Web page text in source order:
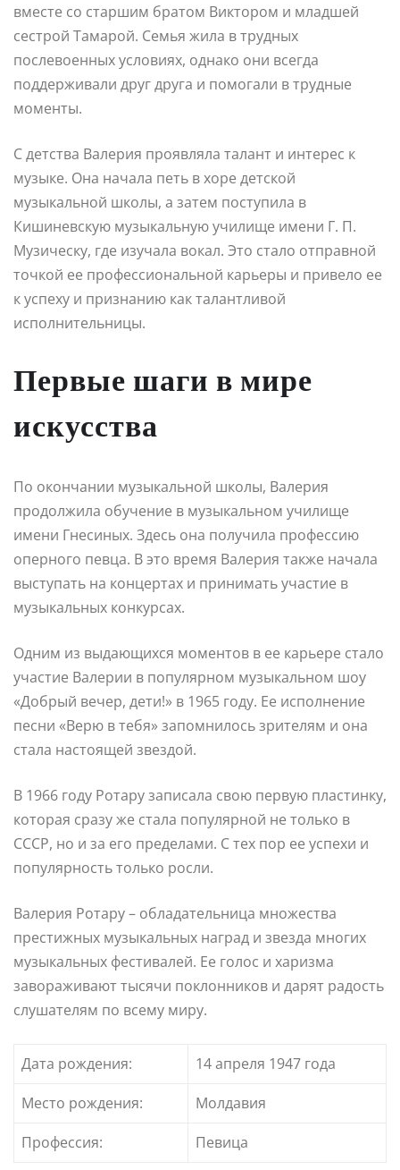
вместе со старшим братом Виктором и младшей
сестрой Тамарой. Семья жила в трудных
послевоенных условиях, однако они всегда
поддерживали друг друга и помогали в трудные
моменты.
С детства Валерия проявляла талант и интерес к
музыке. Она начала петь в хоре детской
музыкальной школы, а затем поступила в
Кишиневскую музыкальную училище имени Г. П.
Музическу, где изучала вокал. Это стало отправной
точкой ее профессиональной карьеры и привело ее
к успеху и признанию как талантливой
исполнительницы.
Первые шаги в мире
искусства
По окончании музыкальной школы, Валерия
продолжила обучение в музыкальном училище
имени Гнесиных. Здесь она получила профессию
оперного певца. В это время Валерия также начала
выступать на концертах и принимать участие в
музыкальных конкурсах.
Одним из выдающихся моментов в ее карьере стало
участие Валерии в популярном музыкальном шоу
«Добрый вечер, дети!» в 1965 году. Ее исполнение
песни «Верю в тебя» запомнилось зрителям и она
стала настоящей звездой.
В 1966 году Ротару записала свою первую пластинку,
которая сразу же стала популярной не только в
СССР, но и за его пределами. С тех пор ее успехи и
популярность только росли.
Валерия Ротару – обладательница множества
престижных музыкальных наград и звезда многих
музыкальных фестивалей. Ее голос и харизма
завораживают тысячи поклонников и дарят радость
слушателям по всему миру.
Дата рождения:
14 апреля 1947 года
Место рождения:
Молдавия
Профессия:
Певица